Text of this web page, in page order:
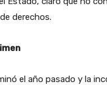
derechos.
el año pasado y la